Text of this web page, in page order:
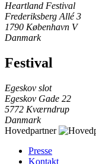
Heartland Festival
Frederiksberg Allé 3
1790 København V
Danmark
Festival
Egeskov slot
Egeskov Gade 22
5772 Kværndrup
Danmark
Hovedpartner
Presse
Kontakt